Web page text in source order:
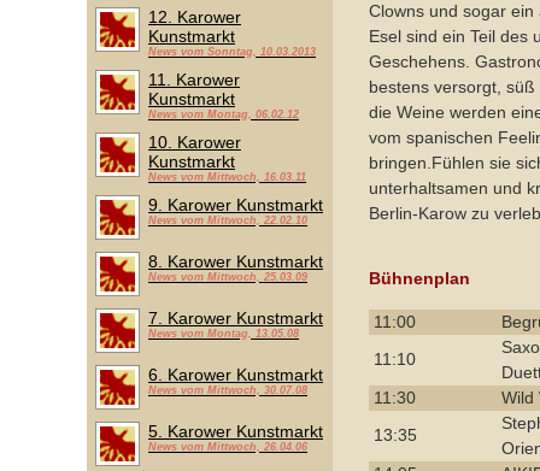
12. Karower
Kunstmarkt
News vom Sonntag, 10.03.2013
11. Karower
Kunstmarkt
News vom Montag, 06.02.12
10. Karower
Kunstmarkt
News vom Mittwoch, 16.03.11
9. Karower Kunstmarkt
News vom Mittwoch, 22.02.10
8. Karower Kunstmarkt
News vom Mittwoch, 25.03.09
7. Karower Kunstmarkt
News vom Montag, 13.05.08
6. Karower Kunstmarkt
News vom Mittwoch, 30.07.08
5. Karower Kunstmarkt
News vom Mittwoch, 26.04.06
Clowns und sogar ein
Esel sind ein Teil des
Geschehens.
bestens versorgt,
die Weine werden
vom spanischen
bringen.Fühlen sie
unterhaltsamen und
Berlin-Karow zu
Bühnenplan
11:00
11:10
11:30
Wild
13:35